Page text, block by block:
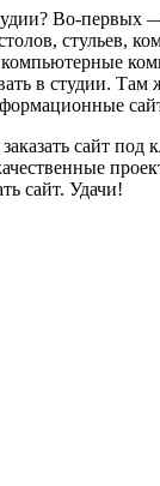
Во-
стульев,
компьютерные
в студии.
сайт под
сайт. Удачи!